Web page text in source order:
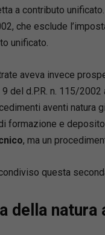
a contributo
che esclude
unificato.
aveva invece
9 del d.P.R. n. 115/
aventi natura
formazione e
, ma un
questa
della